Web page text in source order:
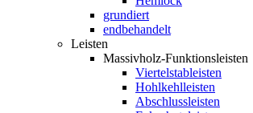
grundiert
endbehandelt
Leisten
Massivholz-Funktionsleisten
Viertelstableisten
Hohlkehlleisten
Abschlussleisten